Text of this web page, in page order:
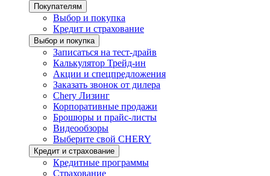
Покупателям
Выбор и покупка
Кредит и страхование
Выбор и покупка
Записаться на тест-драйв
Калькулятор Трейд-ин
Акции и спецпредложения
Заказать звонок от дилера
Chery Лизинг
Корпоративные продажи
Брошюры и прайс-листы
Видеообзоры
Выберите свой CHERY
Кредит и страхование
Кредитные программы
Страхование